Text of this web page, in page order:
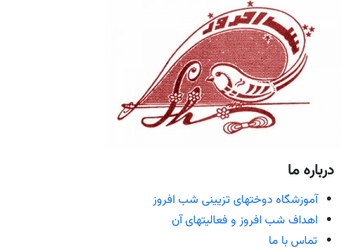
درباره ما
آموزشگاه دوختهای تزیینی شب افروز
اهداف شب افروز و فعالیتهای آن
تماس با ما